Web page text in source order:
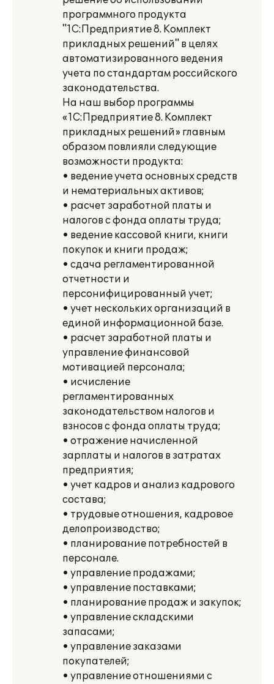
программного продукта
"1С:Предприятие 8. Комплект
прикладных решений" в целях
автоматизированного ведения
учета по стандартам российского
законодательства.
На наш выбор программы
«1С:Предприятие 8. Комплект
прикладных решений» главным
образом повлияли следующие
возможности продукта:
• ведение учета основных средств
и нематериальных активов;
• расчет заработной платы и
налогов с фонда оплаты труда;
• ведение кассовой книги, книги
покупок и книги продаж;
• сдача регламентированной
отчетности и
персонифицированный учет;
• учет нескольких организаций в
единой информационной базе.
• расчет заработной платы и
управление финансовой
мотивацией персонала;
• исчисление
регламентированных
законодательством налогов и
взносов с фонда оплаты труда;
• отражение начисленной
зарплаты и налогов в затратах
предприятия;
• учет кадров и анализ кадрового
состава;
• трудовые отношения, кадровое
делопроизводство;
• планирование потребностей в
персонале.
• управление продажами;
• управление поставками;
• планирование продаж и закупок;
• управление складскими
запасами;
• управление заказами
покупателей;
• управление отношениями с